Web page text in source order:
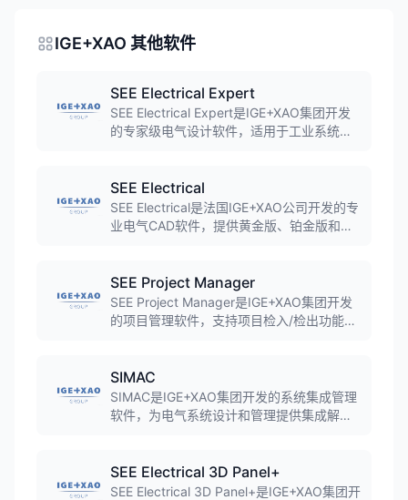
IGE+XAO 其他软件
SEE Electrical Expert
SEE Electrical Expert是IGE+XAO集团开发
的专家级电气设计软件，适用于工业系统电
领域。
SEE Electrical
SEE Electrical是法国IGE+XAO公司开发的专
业电气CAD软件，提供黄金版、铂金版和钻
装备制造、汽车、航空航天等行业。
SEE Project Manager
SEE Project Manager是IGE+XAO集团开发
的项目管理软件，支持项目检入/检出功能、
SIMAC
SIMAC是IGE+XAO集团开发的系统集成管理
软件，为电气系统设计和管理提供集成解决
SEE Electrical 3D Panel+
SEE Electrical 3D Panel+是IGE+XAO集团开